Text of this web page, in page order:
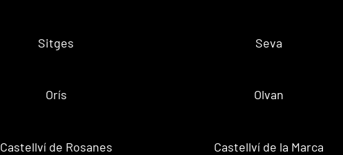
Sitges Seva
Orís Olvan
Castellví de Rosanes Castellví de la Marca